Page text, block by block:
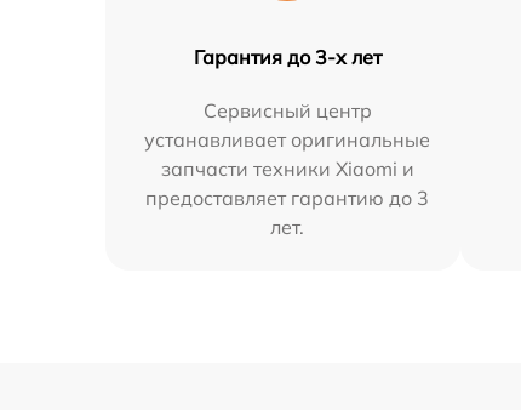
Гарантия до 3-х лет
Сервисный центр
устанавливает оригинальные
запчасти техники Xiaomi и
предоставляет гарантию до 3
лет.